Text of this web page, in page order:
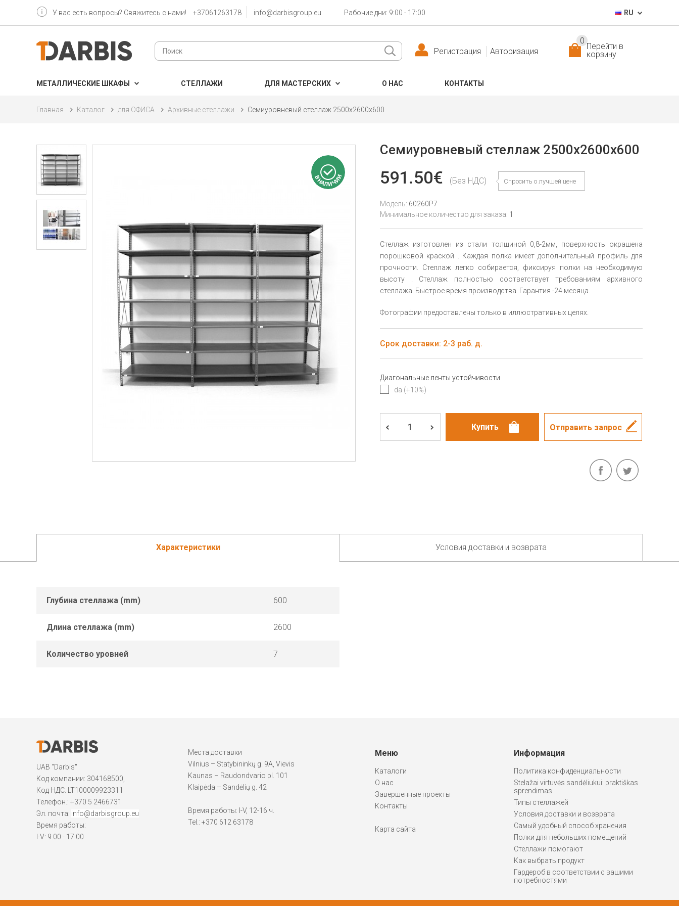
У вас есть вопросы? Свяжитесь с нами! +37061263178 info@darbisgroup.eu Рабочие дни: 9:00 - 17:00 RU
Перейти в
корзину
0
Регистрация
Авторизация
МЕТАЛЛИЧЕСКИЕ ШКАФЫ CТЕЛЛАЖИ ДЛЯ МАСТЕРСКИХ О НАС КОНТАКТЫ
Главная Каталог для ОФИСА Архивные стеллажи Семиуровневый стеллаж 2500x2600x600
Семиуровневый стеллаж 2500x2600x600
591.50€ (Без НДС) Спросить о лучшей цене
Модель: 60260P7
Минимальное количество для заказа: 1
Стеллаж изготовлен из стали толщиной 0,8-2мм, поверхность окрашена
порошковой краской . Каждая полка имеет дополнительный профиль для
прочности. Стеллаж легко собирается, фиксируя полки на необходимую
высоту . Стеллаж полностью соответствует требованиям архивного
стеллажа. Быстрое время производства. Гарантия -24 месяца.
Фотографии предоставлены только в иллюстративных целях.
Срок доставки: 2-3 раб. д.
Диагональные ленты устойчивости
da (+10%)
Отправить запрос
Характеристики Условия доставки и возврата
Глубина стеллажа (mm) 600
Длина стеллажа (mm) 2600
Количество уровней 7
UAB "Darbis"
Код компании: 304168500,
Код НДС. LT100009923311
Телефон.: +370 5 2466731
Эл. почта: info@darbisgroup.eu
Время работы:
I-V: 9.00 - 17.00
Места доставки
Vilnius – Statybininkų g. 9A, Vievis
Kaunas – Raudondvario pl. 101
Klaipėda – Sandėlių g. 42
Время работы: I-V, 12-16 ч.
Tel.: +370 612 63178
Меню
Каталоги
О нас
Завершенные проекты
Контакты
Карта сайта
Информация
Политика конфиденциальности
Stelažai virtuvės sandėliukui: praktiškas
sprendimas
Типы стеллажей
Условия доставки и возврата
Самый удобный способ хранения
Полки для небольших помещений
Стеллажи помогают
Как выбрать продукт
Гардероб в соответствии с вашими
потребностями